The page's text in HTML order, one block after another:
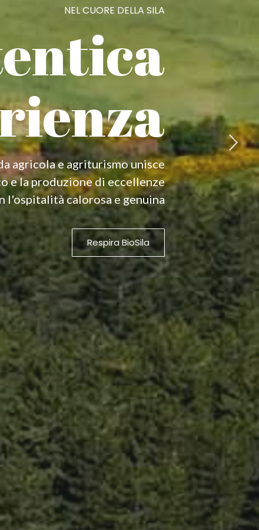
NEL CUORE DELLA SILA
agricola e agriturismo unisce
e la produzione di eccellenze
l'ospitalità calorosa e genuina
Respira BioSila